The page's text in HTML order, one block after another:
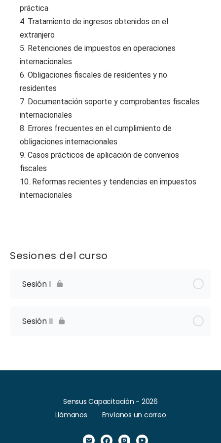
práctica
4. Tratamiento de ingresos obtenidos en el
extranjero
5. Retenciones de impuestos en operaciones
internacionales
6. Obligaciones fiscales de residentes y no
residentes
7. Documentación soporte y comprobantes fiscales
internacionales
8. Errores frecuentes en el cumplimiento de
obligaciones internacionales
9. Casos prácticos de aplicación de convenios
fiscales
10. Reformas recientes y tendencias en impuestos
internacionales
Sesiones del curso
Sesión I
Sesión II
Sensus Capacitación - 2026
Llámanos
Envíanos un correo